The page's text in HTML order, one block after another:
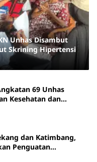
Unhas Disambut
Skrining Hipertensi
69 Unhas
Kesehatan dan
Barru
dan Katimbang,
Penguatan
Sumber